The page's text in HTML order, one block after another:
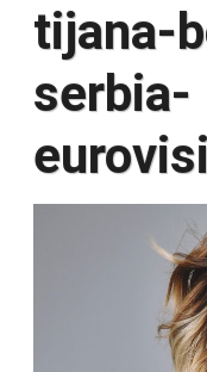
tijana-
serbia-